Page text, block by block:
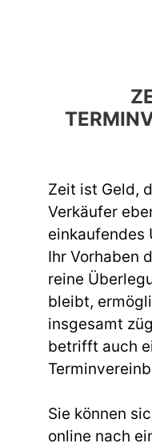
Zeit ist Geld,
Verkäufer
einkaufendes
Ihr Vorhaben
reine
bleibt,
insgesamt
betrifft auch
Sie können
online nach